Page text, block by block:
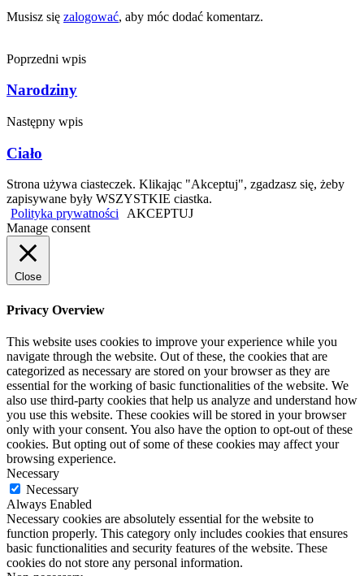
Musisz się zalogować, aby móc dodać komentarz.
Poprzedni wpis
Narodziny
Następny wpis
Ciało
Strona używa ciasteczek. Klikając "Akceptuj", zgadzasz się, żeby
zapisywane były WSZYSTKIE ciastka.
Polityka prywatności AKCEPTUJ
Manage consent
Close
Privacy Overview
This website uses cookies to improve your experience while you
navigate through the website. Out of these, the cookies that are
categorized as necessary are stored on your browser as they are
essential for the working of basic functionalities of the website. We
also use third-party cookies that help us analyze and understand how
you use this website. These cookies will be stored in your browser
only with your consent. You also have the option to opt-out of these
cookies. But opting out of some of these cookies may affect your
browsing experience.
Necessary
Necessary
Always Enabled
Necessary cookies are absolutely essential for the website to
function properly. This category only includes cookies that ensures
basic functionalities and security features of the website. These
cookies do not store any personal information.